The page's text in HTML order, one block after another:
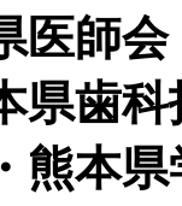
医師
県歯
熊本